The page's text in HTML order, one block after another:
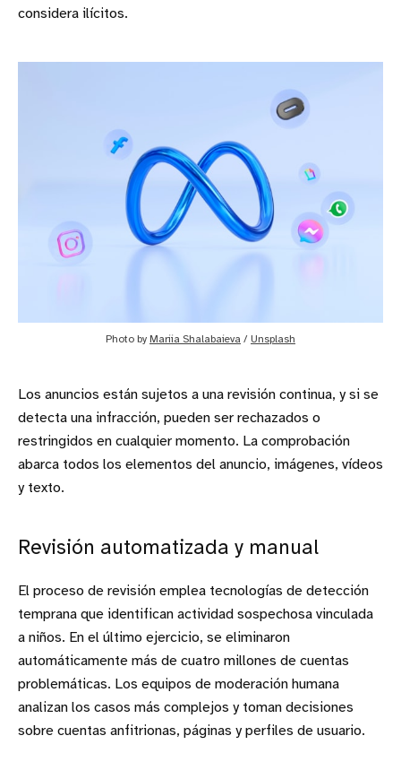
considera ilícitos.
Photo by Mariia Shalabaieva / Unsplash
Los anuncios están sujetos a una revisión continua, y si se
detecta una infracción, pueden ser rechazados o
restringidos en cualquier momento. La comprobación
abarca todos los elementos del anuncio, imágenes, vídeos
y texto.
Revisión automatizada y manual
El proceso de revisión emplea tecnologías de detección
temprana que identifican actividad sospechosa vinculada
a niños. En el último ejercicio, se eliminaron
automáticamente más de cuatro millones de cuentas
problemáticas. Los equipos de moderación humana
analizan los casos más complejos y toman decisiones
sobre cuentas anfitrionas, páginas y perfiles de usuario.